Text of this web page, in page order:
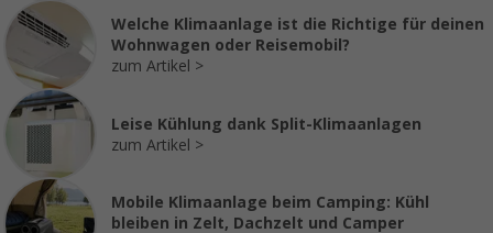
Welche Klimaanlage ist die Richtige für deinen
Wohnwagen oder Reisemobil?
zum Artikel
Leise Kühlung dank Split-Klimaanlagen
zum Artikel
Mobile Klimaanlage beim Camping: Kühl
bleiben in Zelt, Dachzelt und Camper